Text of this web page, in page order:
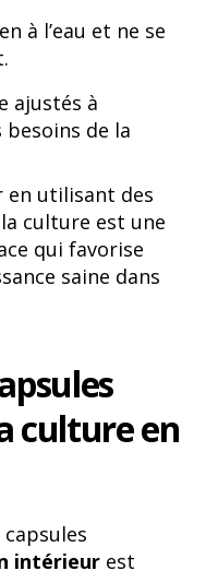
à l’eau et ne se
ajustés à
de la
en utilisant des
culture est une
qui favorise
saine dans
culture en
intérieur est